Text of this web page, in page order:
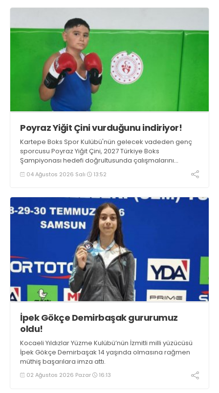
Poyraz Yiğit Çini vurduğunu indiriyor!
Kartepe Boks Spor Kulübü'nün gelecek vadeden genç
sporcusu Poyraz Yiğit Çini, 2027 Türkiye Boks
Şampiyonası hedefi doğrultusunda çalışmalarını
aralıksız sürdürüyor.
04 Ağustos 2026 Salı 13:52
İpek Gökçe Demirbaşak gururumuz
oldu!
Kocaeli Yıldızlar Yüzme Kulübü’nün İzmitli milli yüzücüsü
İpek Gökçe Demirbaşak 14 yaşında olmasına rağmen
müthiş başarılara imza attı.
02 Ağustos 2026 Pazar 16:13